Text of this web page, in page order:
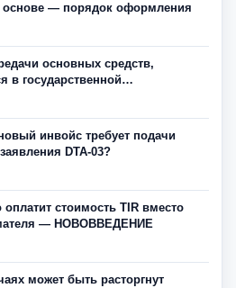
основе — порядок оформления
основных средств,
в государственной
изменился
инвойс требует подачи
DTA-03?
оплатит стоимость TIR вместо
— НОВОВВЕДЕНИЕ
может быть расторгнут